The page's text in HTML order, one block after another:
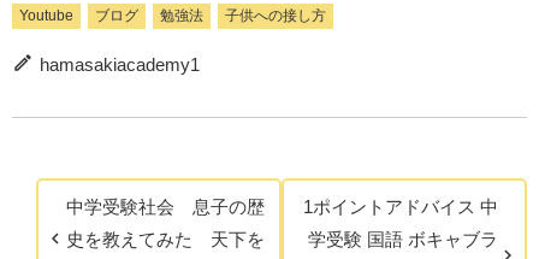
Youtube ブログ 勉強法 子供への接し方
hamasakiacademy1
中学受験社会 息子の歴
史を教えてみた 天下を
1ポイントアドバイス 中
学受験 国語 ボキャブラ